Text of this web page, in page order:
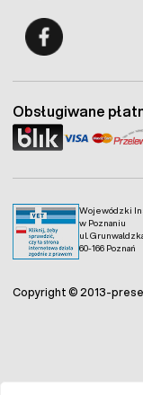
Wojewódzki
w Poznaniu
ul.
60-166 Poznań
Obsługiwane
Copyright © 2013-